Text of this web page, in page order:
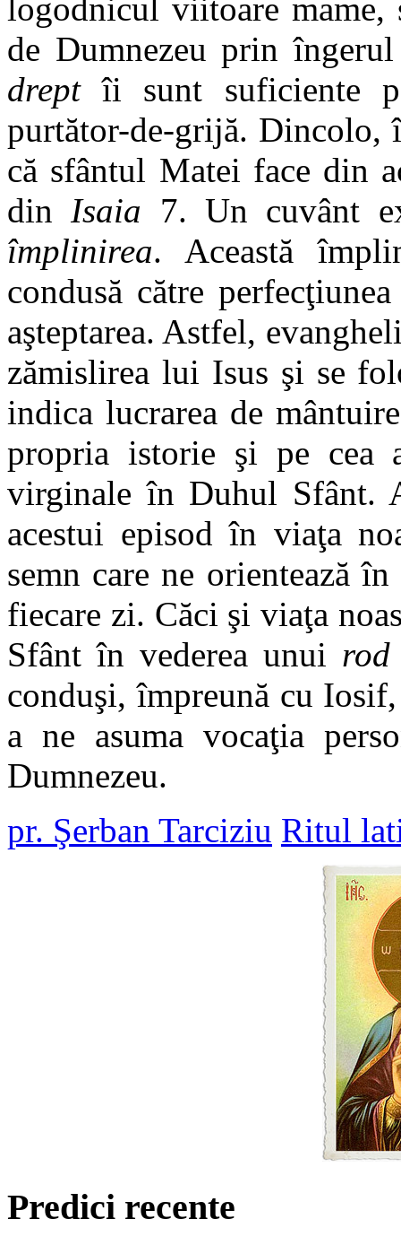
logodnicul viitoare mame,
de Dumnezeu prin
dreptîi sunt suficiente
purtător-de-grijă. Dincolo,
că sfântul Matei face din
din Isaia 7. Un cuvânt
împlinirea. Această
condusă către
aşteptarea. Astfel,
zămislirea lui Isus şi se
indica lucrarea de
propria istorie şi pe cea
virginale în Duhul Sfânt.
acestui episod în viaţa
semn care ne orientează în
fiecare zi. Căci şi viaţa
Sfânt în vederea unui rod
conduşi, împreună cu
a ne asuma vocaţia
Dumnezeu.
pr. Şerban Tarciziu Ritul
Predici recente